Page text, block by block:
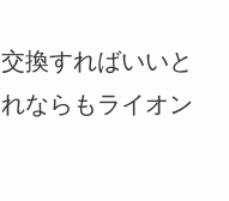
換すればいいと
ならもライオン